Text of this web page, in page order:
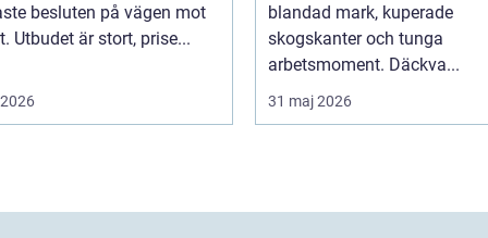
besluten på vägen mot
Utbudet är stort, prise...
blandad mark, kuperade
skogskanter och tunga
arbetsmoment. Däckva...
31 maj 2026